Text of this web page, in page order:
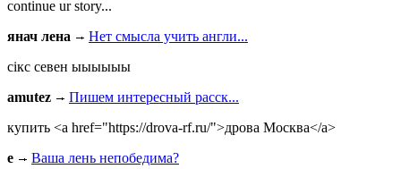
continue ur story...
янач лена
Нет смысла учить англи...
сiкс севен ыыыыыы
amutez
Пишем интересный расск...
купить <a href="https://drova-rf.ru/">дрова Москва</a>
e
Ваша лень непобедима?